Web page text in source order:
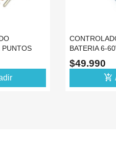
DE CARGA
6-60V 30A XY-L30A
add_shopping_cart
XH-